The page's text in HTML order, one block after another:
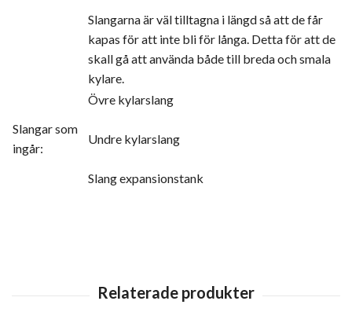
Slangarna är väl tilltagna i längd så att de får
kapas för att inte bli för långa. Detta för att de
skall gå att använda både till breda och smala
kylare.
Slangar som
ingår:
Övre kylarslang
Undre kylarslang
Slang expansionstank